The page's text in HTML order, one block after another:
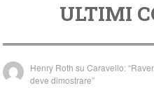
ULTIMI
Henry Roth suCaravello:
deve dimostrare”